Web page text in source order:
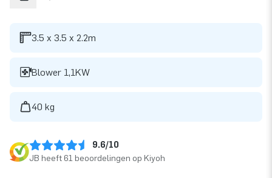
3.5 x 3.5 x 2.2m
Blower 1,1KW
40 kg
9.6/10
JB heeft 61 beoordelingen op Kiyoh